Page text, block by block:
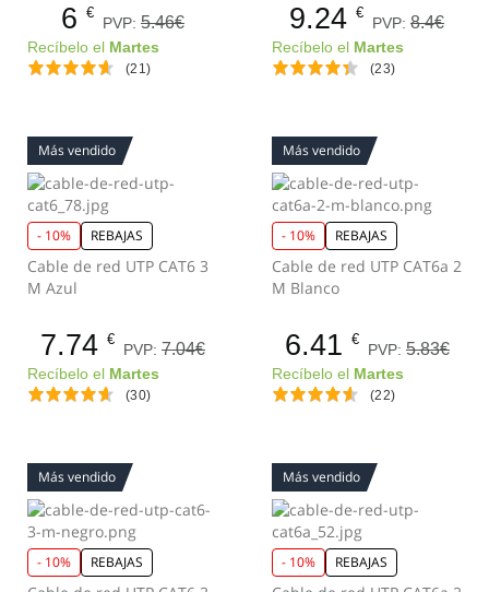
6 €
PVP: 5.46€
Recíbelo el Martes
(21)
9.24 €
PVP: 8.4€
Recíbelo el Martes
(23)
Más vendido
- 10% REBAJAS
Cable de red UTP CAT6 3
M Azul
7.74 €
PVP: 7.04€
Recíbelo el Martes
(30)
Más vendido
- 10% REBAJAS
Cable de red UTP CAT6a 2
M Blanco
6.41 €
PVP: 5.83€
Recíbelo el Martes
(22)
Más vendido
- 10% REBAJAS
Más vendido
- 10% REBAJAS